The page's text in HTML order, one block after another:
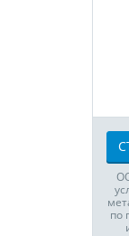
по